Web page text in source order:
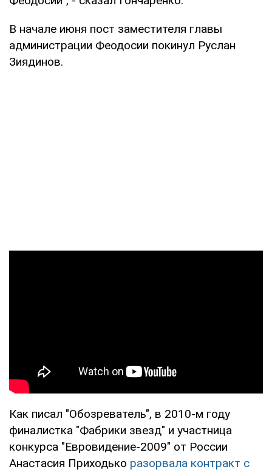
В начале июня пост заместителя главы
администрации Феодосии покинул Руслан
Зиядинов.
Как писал "Обозреватель", в 2010-м году
финалистка "Фабрики звезд" и участница
конкурса "Евровидение-2009" от России
Анастасия Приходько разорвала контракт с